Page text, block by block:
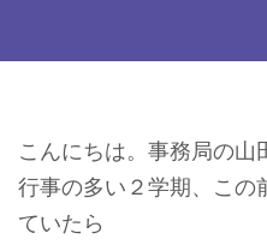
こんにちは。事務局の山
行事の多い２学期、この
ていたら